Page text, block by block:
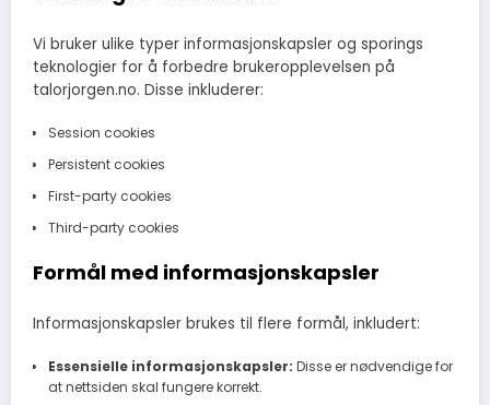
Vi bruker ulike typer informasjonskapsler og sporings
teknologier for å forbedre brukeropplevelsen på
talorjorgen.no. Disse inkluderer:
Session cookies
Persistent cookies
First-party cookies
Third-party cookies
Formål med informasjonskapsler
Informasjonskapsler brukes til flere formål, inkludert:
Essensielle informasjonskapsler: Disse er nødvendige for
at nettsiden skal fungere korrekt.